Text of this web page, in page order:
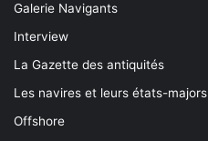
Galerie Navigants
Interview
La Gazette des antiquités
Les navires et leurs états-majors
Offshore